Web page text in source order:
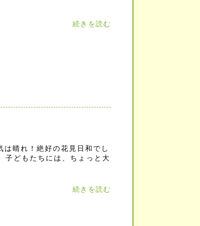
続きを読む
晴れ！絶好の花見日和でし
どもたちには、ちょっと大
続きを読む